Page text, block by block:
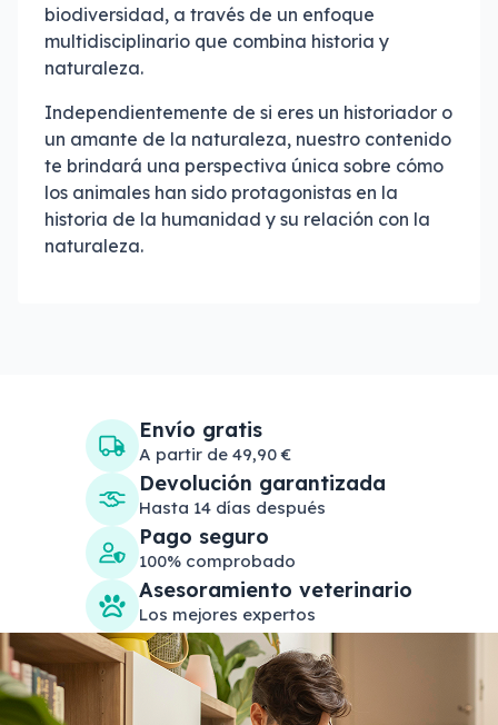
biodiversidad, a través de un enfoque
multidisciplinario que combina historia y
naturaleza.
Independientemente de si eres un historiador o
un amante de la naturaleza, nuestro contenido
te brindará una perspectiva única sobre cómo
los animales han sido protagonistas en la
historia de la humanidad y su relación con la
naturaleza.
Envío gratis
A partir de 49,90 €
Devolución garantizada
Hasta 14 días después
Pago seguro
100% comprobado
Asesoramiento veterinario
Los mejores expertos